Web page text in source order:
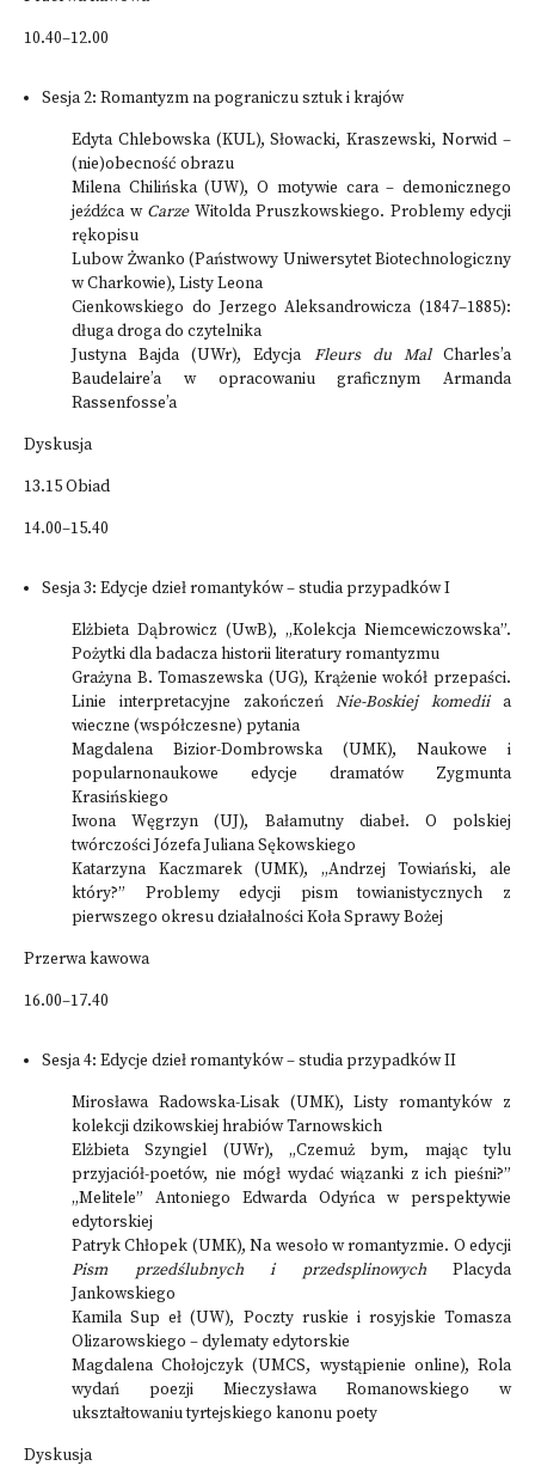
10.40–12.00
Sesja 2: Romantyzm na pograniczu sztuk i krajów
Edyta Chlebowska (KUL), Słowacki, Kraszewski, Norwid –
(nie)obecność obrazu
Milena Chilińska (UW), O motywie cara – demonicznego
jeźdźca w Carze Witolda Pruszkowskiego. Problemy edycji
rękopisu
Lubow Żwanko (Państwowy Uniwersytet Biotechnologiczny
w Charkowie), Listy Leona
Cienkowskiego do Jerzego Aleksandrowicza (1847–1885):
długa droga do czytelnika
Justyna Bajda (UWr), Edycja Fleurs du MalCharles’a
Baudelaire’a w opracowaniu graficznym Armanda
Rassenfosse’a
Dyskusja
13.15 Obiad
14.00–15.40
Sesja 3: Edycje dzieł romantyków – studia przypadków I
Elżbieta Dąbrowicz (UwB), „Kolekcja Niemcewiczowska”.
Pożytki dla badacza historii literatury romantyzmu
Grażyna B. Tomaszewska (UG), Krążenie wokół przepaści.
Linie interpretacyjne zakończeńNie-Boskiej komediia
wieczne (współczesne) pytania
Magdalena Bizior-Dombrowska (UMK), Naukowe i
popularnonaukowe edycje dramatów Zygmunta
Krasińskiego
Iwona Węgrzyn (UJ), Bałamutny diabeł. O polskiej
twórczości Józefa Juliana Sękowskiego
Katarzyna Kaczmarek (UMK), „Andrzej Towiański, ale
który?” Problemy edycji pism towianistycznych z
pierwszego okresu działalności Koła Sprawy Bożej
Przerwa kawowa
16.00–17.40
Sesja 4: Edycje dzieł romantyków – studia przypadków II
Mirosława Radowska-Lisak (UMK), Listy romantyków z
kolekcji dzikowskiej hrabiów Tarnowskich
Elżbieta Szyngiel (UWr), „Czemuż bym, mając tylu
przyjaciół-poetów, nie mógł wydać wiązanki z ich pieśni?”
„Melitele” Antoniego Edwarda Odyńca w perspektywie
edytorskiej
Patryk Chłopek (UMK), Na wesoło w romantyzmie. O edycji
Pism przedślubnych i przedsplinowychPlacyda
Jankowskiego
Kamila Sup eł (UW), Poczty ruskie i rosyjskie Tomasza
Olizarowskiego – dylematy edytorskie
Magdalena Chołojczyk (UMCS, wystąpienie online), Rola
wydań poezji Mieczysława Romanowskiego w
ukształtowaniu tyrtejskiego kanonu poety
Dyskusja